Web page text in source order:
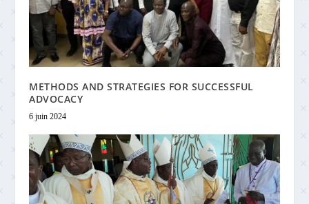
METHODS AND STRATEGIES FOR SUCCESSFUL
ADVOCACY
6 juin 2024